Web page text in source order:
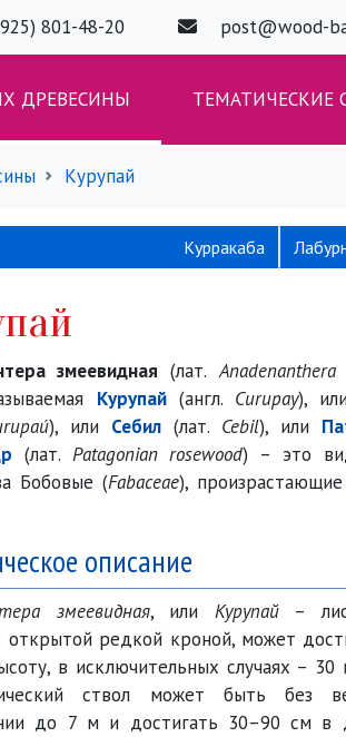
801-48-20 post@wood-
ДРЕВЕСИНЫ ТЕМАТИЧЕСКИЕ
Курупай
Курракаба
змеевидная (лат.
Курупай(англ. Curupay),
), или Себил(лат. Cebil), или
(лат. Patagonian rosewood) – это
Бобовые (Fabaceae),
описание
змеевидная, или Курупай–
открытой редкой кроной, может
в исключительных случаях –
ствол может быть без
до 7 м и достигать 30–90 см в